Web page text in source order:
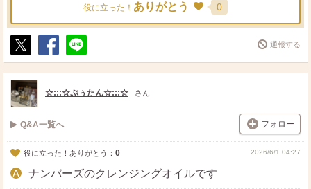
役に立った！ ありがとう 0
ポ
ス
ト
シ
ェ
送
る
通報する
☆:::☆ぷぅたん☆:::☆ さん
Q&A一覧へ フォロー
役に立った！ありがとう： 0 2026/6/1 04:27
ナンバーズのクレンジングオイルです